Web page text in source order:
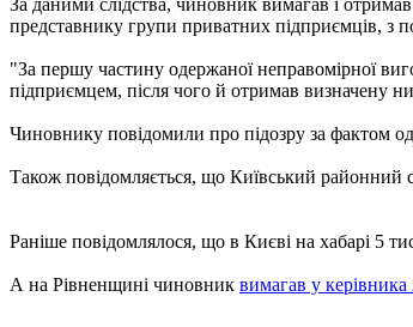
представнику групи приватних підприємців, з
"За першу частину одержаної неправомірної
підприємцем, після чого й отримав визначену
Чиновнику повідомили про підозру за фактом
Також повідомляється, що Київський районний
Раніше повідомлялося, що в Києві на хабарі 5
А на Рівненщині чиновник вимагав у